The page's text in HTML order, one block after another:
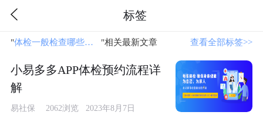
标签
" 体检一般检查哪些项目男性 "相关最新文章 查看全部标签>>
小易多多APP体检预约流程详
解
易社保 2062浏览 2023年8月7日